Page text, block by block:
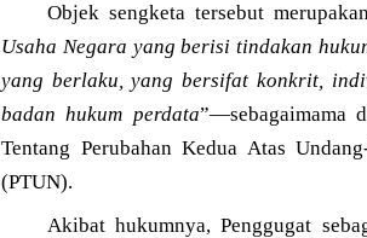
Objek sengketa tersebut
Usaha Negara yang berisi tindakan
yang berlaku, yang bersifat konkrit,
badan hukum perdata”—sebagaimama
Tentang Perubahan Kedua Atas
(PTUN).
Akibat hukumnya, Penggugat